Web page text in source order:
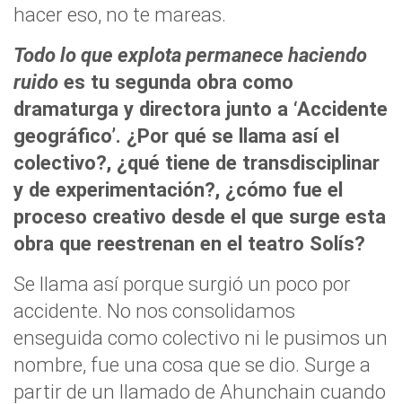
hacer eso, no te mareas.
Todo lo que explota permanece haciendo
ruido es tu segunda obra como
dramaturga y directora junto a ‘Accidente
geográfico’. ¿Por qué se llama así el
colectivo?, ¿qué tiene de transdisciplinar
y de experimentación?, ¿cómo fue el
proceso creativo desde el que surge esta
obra que reestrenan en el teatro Solís?
Se llama así porque surgió un poco por
accidente. No nos consolidamos
enseguida como colectivo ni le pusimos un
nombre, fue una cosa que se dio. Surge a
partir de un llamado de Ahunchain cuando